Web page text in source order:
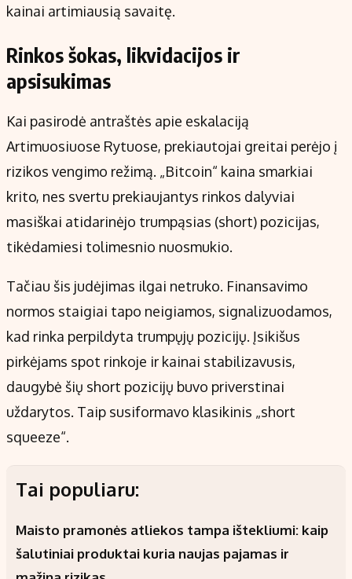
kainai artimiausią savaitę.
Rinkos šokas, likvidacijos ir
apsisukimas
Kai pasirodė antraštės apie eskalaciją
Artimuosiuose Rytuose, prekiautojai greitai perėjo į
rizikos vengimo režimą. „Bitcoin“ kaina smarkiai
krito, nes svertu prekiaujantys rinkos dalyviai
masiškai atidarinėjo trumpąsias (short) pozicijas,
tikėdamiesi tolimesnio nuosmukio.
Tačiau šis judėjimas ilgai netruko. Finansavimo
normos staigiai tapo neigiamos, signalizuodamos,
kad rinka perpildyta trumpųjų pozicijų. Įsikišus
pirkėjams spot rinkoje ir kainai stabilizavusis,
daugybė šių short pozicijų buvo priverstinai
uždarytos. Taip susiformavo klasikinis „short
squeeze“.
Tai populiaru:
Maisto pramonės atliekos tampa ištekliumi: kaip
šalutiniai produktai kuria naujas pajamas ir